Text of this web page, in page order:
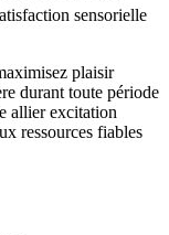
sensorielle
plaisir
durant toute période
allier excitation
ressources fiables